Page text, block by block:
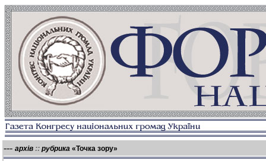
--- архів :: рубрика «Точка зору»